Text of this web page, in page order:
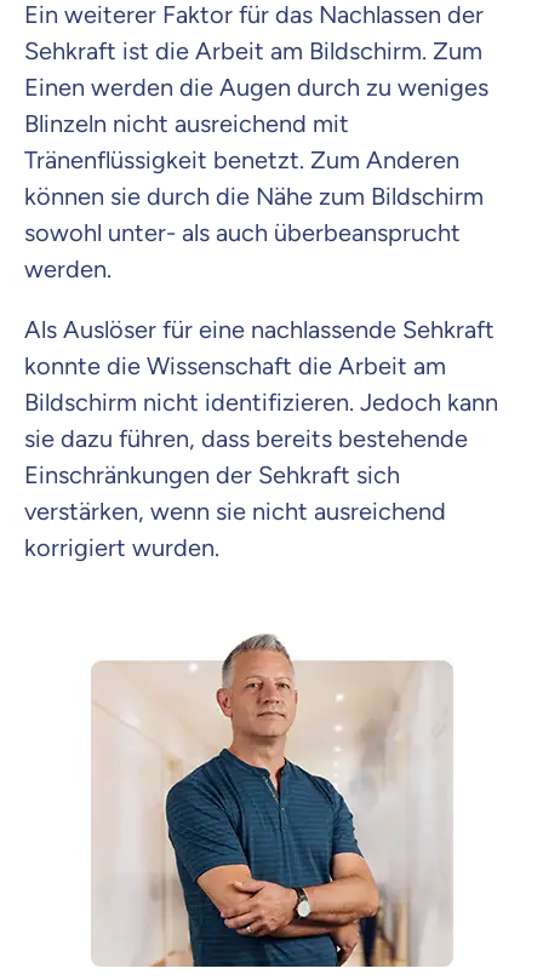
Ein weiterer Faktor für das Nachlassen der
Sehkraft ist die Arbeit am Bildschirm. Zum
Einen werden die Augen durch zu weniges
Blinzeln nicht ausreichend mit
Tränenflüssigkeit benetzt. Zum Anderen
können sie durch die Nähe zum Bildschirm
sowohl unter- als auch überbeansprucht
werden.
Als Auslöser für eine nachlassende Sehkraft
konnte die Wissenschaft die Arbeit am
Bildschirm nicht identifizieren. Jedoch kann
sie dazu führen, dass bereits bestehende
Einschränkungen der Sehkraft sich
verstärken, wenn sie nicht ausreichend
korrigiert wurden.